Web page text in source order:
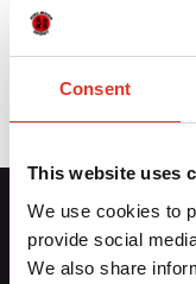
Consent
This website uses
We use cookies to
provide social
We also share
Aanmelden